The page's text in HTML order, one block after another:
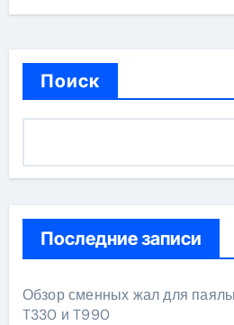
Поиск
Последние записи
Обзор сменных жал для
T330 и T990